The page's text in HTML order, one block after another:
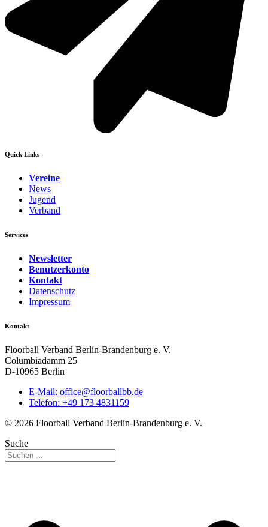
Quick Links
Vereine
News
Jugend
Verband
Services
Newsletter
Benutzerkonto
Kontakt
Datenschutz
Impressum
Kontakt
Floorball Verband Berlin-Brandenburg e. V.
Columbiadamm 25
D-10965 Berlin
E-Mail: ed.bbllabroolf@eciffo
Telefon: +49 173 4831159
© 2026 Floorball Verband Berlin-Brandenburg e. V.
Suche